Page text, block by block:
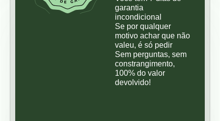
garantia
incondicional
Se por qualquer
motivo achar que não
valeu, é só pedir
Sem perguntas, sem
constrangimento,
100% do valor
devolvido!